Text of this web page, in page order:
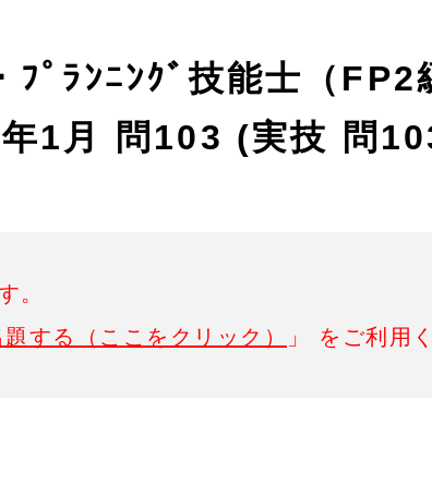
ﾌﾟﾗﾝﾆﾝｸﾞ技能士（FP2
1月
問103 (実技 問
。
する（ここをクリック） 」 をご利用